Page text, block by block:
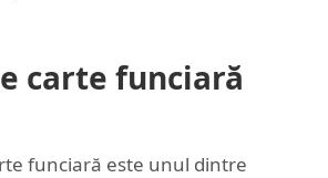
carte funciară
funciară este unul dintre